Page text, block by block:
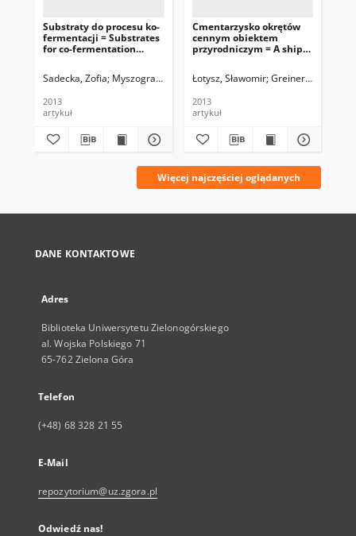
Substraty do procesu ko-
fermentacji = Substrates
for co-fermentation
Sadecka, Zofia Myszograj, Sylwia Suchowska-Kisielewicz, Monika
2013
artykuł
Cmentarzysko okrętów
cennym obiektem
przyrodniczym = A ship
Łotysz, Sławomir Greinert, Andrzej -
2013
artykuł
Więcej najczęściej oglądanych
DANE KONTAKTOWE
Adres
Biblioteka Uniwersytetu Zielonogórskiego
al. Wojska Polskiego 71
65-762 Zielona Góra
Telefon
(+48) 68 328 21 55
E-Mail
repozytorium@uz.zgora.pl
Odwiedź nas!